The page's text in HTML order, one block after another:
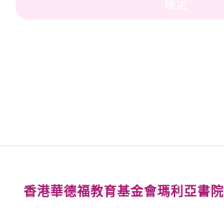
香港華德福教育基金會瑪利亞書院